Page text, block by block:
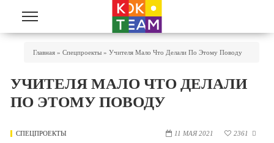
Перейти к основному содержанию
Главная » Спецпроекты » Учителя Мало Что Делали По Этому Поводу
УЧИТЕЛЯ МАЛО ЧТО ДЕЛАЛИ
ПО ЭТОМУ ПОВОДУ
СПЕЦПРОЕКТЫ 11 МАЯ 2021 2361 